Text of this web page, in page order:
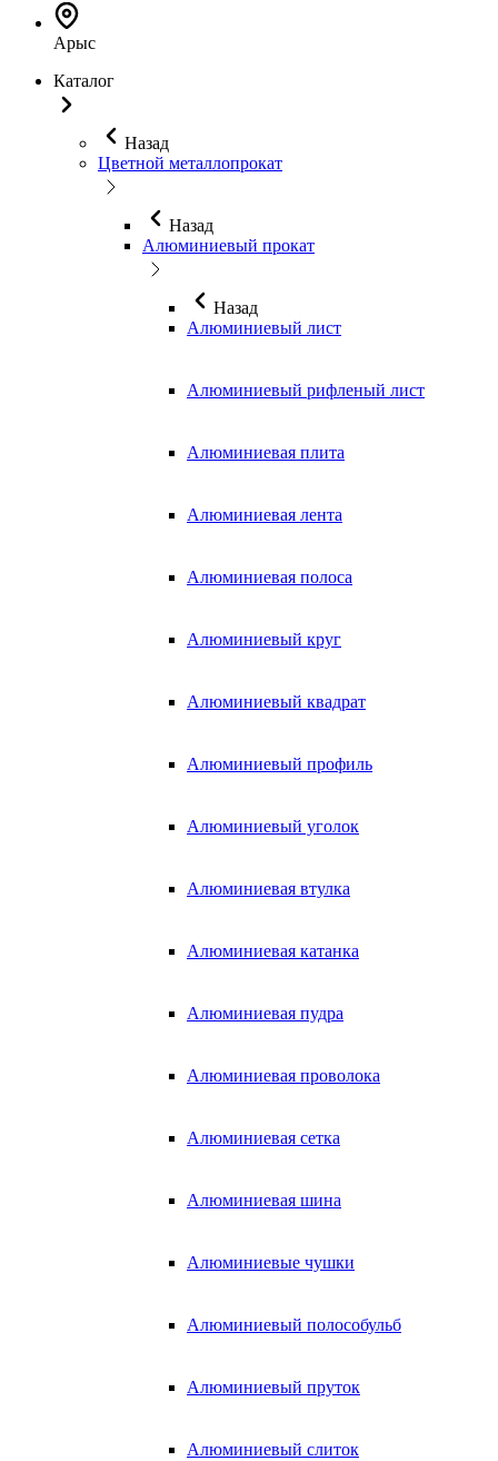
Арыс
Каталог
Назад
Цветной металлопрокат
Назад
Алюминиевый прокат
Назад
Алюминиевый лист
Алюминиевый рифленый лист
Алюминиевая плита
Алюминиевая лента
Алюминиевая полоса
Алюминиевый круг
Алюминиевый квадрат
Алюминиевый профиль
Алюминиевый уголок
Алюминиевая втулка
Алюминиевая катанка
Алюминиевая пудра
Алюминиевая проволока
Алюминиевая сетка
Алюминиевая шина
Алюминиевые чушки
Алюминиевый полособульб
Алюминиевый пруток
Алюминиевый слиток